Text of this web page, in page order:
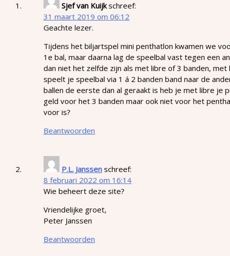
Sjef van Kuijk schreef:
31 maart 2019 om 06:12
Geachte lezer.
Tijdens het biljartspel mini penthatlon kwamen we
1e bal, maar daarna lag de speelbal vast tegen een
dan niet het zelfde zijn als met libre of 3 banden,
speelt je speelbal via 1 á 2 banden band naar de
ballen de eerste dan al geraakt is heb je met libre
geld voor het 3 banden maar ook niet voor het
voor is?
Beantwoorden
P.L. Janssen schreef:
8 februari 2022 om 16:14
Wie beheert deze site?
Vriendelijke groet,
Peter Janssen
Beantwoorden